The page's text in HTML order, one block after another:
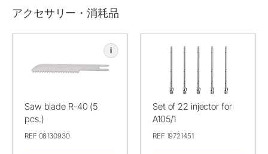
アクセサリー・消耗品
i
Saw blade R-40 (5
pcs.)
REF 08130930
Set of 22 injector for
A105/1
REF 19721451